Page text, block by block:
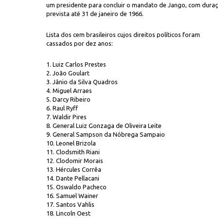
um presidente para concluir o mandato de Jango, com
prevista até 31 de janeiro de 1966.
Lista dos cem brasileiros cujos direitos políticos foram
cassados por dez anos:
1. Luiz Carlos Prestes
2. João Goulart
3. Jânio da Silva Quadros
4. Miguel Arraes
5. Darcy Ribeiro
6. Raul Ryff
7. Waldir Pires
8. General Luiz Gonzaga de Oliveira Leite
9. General Sampson da Nóbrega Sampaio
10. Leonel Brizola
11. Clodsmith Riani
12. Clodomir Morais
13. Hércules Corrêa
14. Dante Pellacani
15. Oswaldo Pacheco
16. Samuel Wainer
17. Santos Vahlis
18. Lincoln Oest